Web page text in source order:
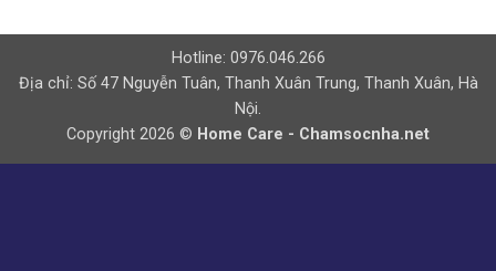
Hotline: 0976.046.266
Địa chỉ: Số 47 Nguyễn Tuân, Thanh Xuân Trung, Thanh Xuân, Hà
Nội.
Copyright 2026 © Home Care - Chamsocnha.net